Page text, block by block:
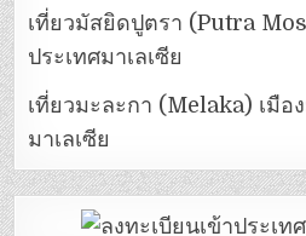
เที่ยวมัสยิดปูตรา (Putra
ประเทศมาเลเซีย
เที่ยวมะละกา (Melaka) เมือ
มาเลเซีย